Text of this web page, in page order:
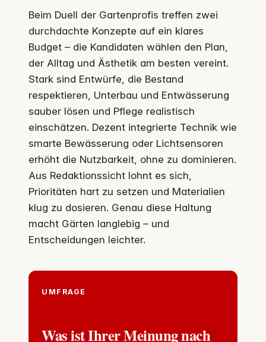
Beim Duell der Gartenprofis treffen zwei
durchdachte Konzepte auf ein klares
Budget – die Kandidaten wählen den Plan,
der Alltag und Ästhetik am besten vereint.
Stark sind Entwürfe, die Bestand
respektieren, Unterbau und Entwässerung
sauber lösen und Pflege realistisch
einschätzen. Dezent integrierte Technik wie
smarte Bewässerung oder Lichtsensoren
erhöht die Nutzbarkeit, ohne zu dominieren.
Aus Redaktionssicht lohnt es sich,
Prioritäten hart zu setzen und Materialien
klug zu dosieren. Genau diese Haltung
macht Gärten langlebig – und
Entscheidungen leichter.
UMFRAGE
Was ist Ihrer Meinung nach